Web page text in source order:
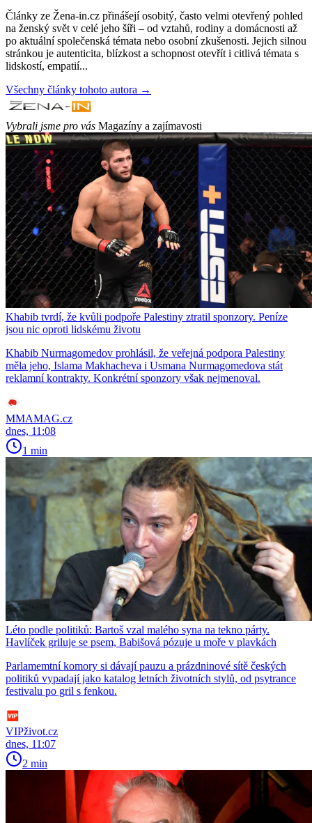
Články ze Žena-in.cz přinášejí osobitý, často velmi otevřený pohled
na ženský svět v celé jeho šíři – od vztahů, rodiny a domácnosti až
po aktuální společenská témata nebo osobní zkušenosti. Jejich silnou
stránkou je autenticita, blízkost a schopnost otevřít i citlivá témata s
lidskostí, empatií...
Všechny články tohoto autora →
Vybrali jsme pro vás Magazíny a zajímavosti
Khabib tvrdí, že kvůli podpoře Palestiny ztratil sponzory. Peníze
jsou nic oproti lidskému životu
Khabib Nurmagomedov prohlásil, že veřejná podpora Palestiny
měla jeho, Islama Makhacheva i Usmana Nurmagomedova stát
reklamní kontrakty. Konkrétní sponzory však nejmenoval.
MMAMAG.cz
dnes, 11:08
1 min
Léto podle politiků: Bartoš vzal malého syna na tekno párty.
Havlíček griluje se psem, Babišová pózuje u moře v plavkách
Parlamemtní komory si dávají pauzu a prázdninové sítě českých
politiků vypadají jako katalog letních životních stylů, od psytrance
festivalu po gril s fenkou.
VIPživot.cz
dnes, 11:07
2 min